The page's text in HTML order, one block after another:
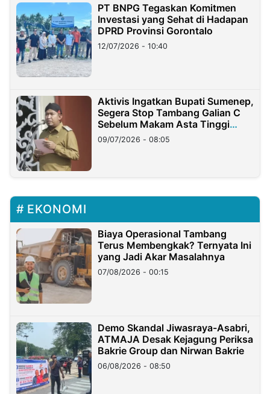
PT BNPG Tegaskan Komitmen
Investasi yang Sehat di Hadapan
DPRD Provinsi Gorontalo
12/07/2026 - 10:40
Aktivis Ingatkan Bupati Sumenep,
Segera Stop Tambang Galian C
Sebelum Makam Asta Tinggi
Longsor
09/07/2026 - 08:05
EKONOMI
Biaya Operasional Tambang
Terus Membengkak? Ternyata Ini
yang Jadi Akar Masalahnya
07/08/2026 - 00:15
Demo Skandal Jiwasraya-Asabri,
ATMAJA Desak Kejagung Periksa
Bakrie Group dan Nirwan Bakrie
06/08/2026 - 08:50